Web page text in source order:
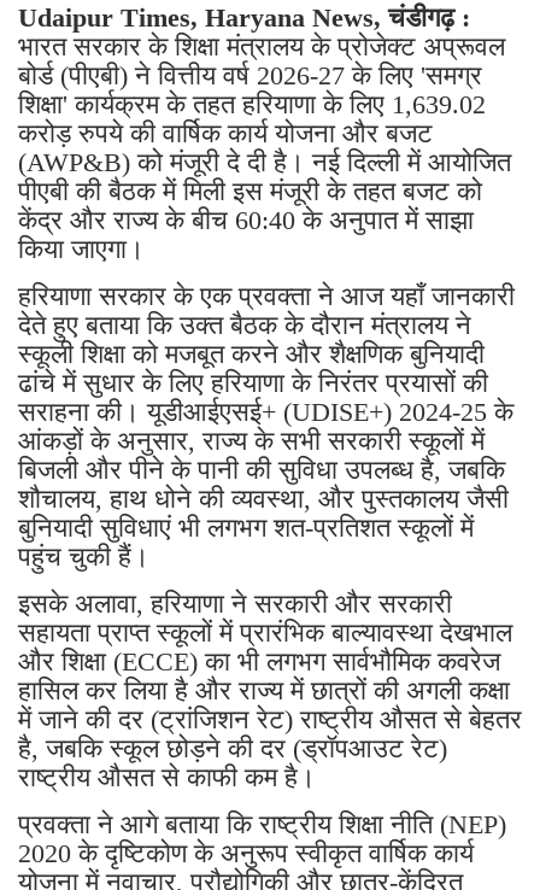
Udaipur Times, Haryana News, चंडीगढ़ :
भारत सरकार के शिक्षा मंत्रालय के प्रोजेक्ट अप्रूवल
बोर्ड (पीएबी) ने वित्तीय वर्ष 2026-27 के लिए 'समग्र
शिक्षा' कार्यक्रम के तहत हरियाणा के लिए 1,639.02
करोड़ रुपये की वार्षिक कार्य योजना और बजट
(AWP&B) को मंजूरी दे दी है। नई दिल्ली में आयोजित
पीएबी की बैठक में मिली इस मंजूरी के तहत बजट को
केंद्र और राज्य के बीच 60:40 के अनुपात में साझा
किया जाएगा।
हरियाणा सरकार के एक प्रवक्ता ने आज यहाँ जानकारी
देते हुए बताया कि उक्त बैठक के दौरान मंत्रालय ने
स्कूली शिक्षा को मजबूत करने और शैक्षणिक बुनियादी
ढांचे में सुधार के लिए हरियाणा के निरंतर प्रयासों की
सराहना की। यूडीआईएसई+ (UDISE+) 2024-25 के
आंकड़ों के अनुसार, राज्य के सभी सरकारी स्कूलों में
बिजली और पीने के पानी की सुविधा उपलब्ध है, जबकि
शौचालय, हाथ धोने की व्यवस्था, और पुस्तकालय जैसी
बुनियादी सुविधाएं भी लगभग शत-प्रतिशत स्कूलों में
पहुंच चुकी हैं।
इसके अलावा, हरियाणा ने सरकारी और सरकारी
सहायता प्राप्त स्कूलों में प्रारंभिक बाल्यावस्था देखभाल
और शिक्षा (ECCE) का भी लगभग सार्वभौमिक कवरेज
हासिल कर लिया है और राज्य में छात्रों की अगली कक्षा
में जाने की दर (ट्रांजिशन रेट) राष्ट्रीय औसत से बेहतर
है, जबकि स्कूल छोड़ने की दर (ड्रॉपआउट रेट)
राष्ट्रीय औसत से काफी कम है।
प्रवक्ता ने आगे बताया कि राष्ट्रीय शिक्षा नीति (NEP)
2020 के दृष्टिकोण के अनुरूप स्वीकृत वार्षिक कार्य
योजना में नवाचार, प्रौद्योगिकी और छात्र-केंद्रित